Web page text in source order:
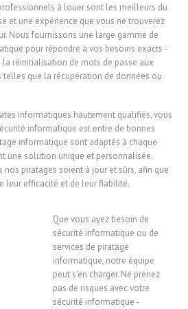
à louer sont les meilleurs du
et une expérience que vous ne trouverez
Nous fournissons une large gamme de
pour répondre à vos besoins exacts -
la réinitialisation de mots de passe aux
que la récupération de données ou
informatiques hautement qualifiés, vous
informatique est entre de bonnes
informatique sont adaptés à chaque
une solution unique et personnalisée.
piratages soient à jour et sûrs, afin que
leur efficacité et de leur fiabilité.
Que vous ayez besoin de
sécurité informatique ou de
services de piratage
informatique, notre équipe
peut s'en charger. Ne prenez
pas de risques avec votre
sécurité informatique -